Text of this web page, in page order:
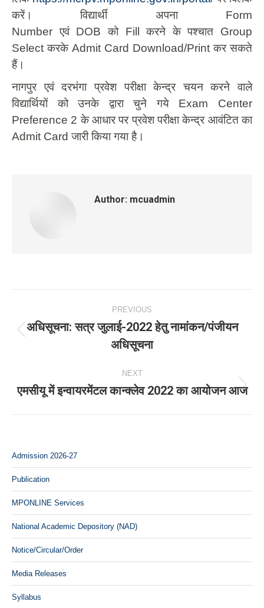
करें। विद्यार्थी अपना Form
Number एवं DOB को Fill करने के पश्‍चात Group
Select करके Admit Card Download/Print कर सकते
हैं।
नागपुर एवं दरभंगा प्रवेश परीक्षा केन्‍द्र चयन करने वाले
विद्यार्थियों को उनके द्वारा चुने गये Exam Center
Preference 2 के आधार पर प्रवेश परीक्षा केन्‍द्र आवंटित का
Admit Card जारी किया गया है।
Author: mcuadmin
navigation
PREVIOUS
Previous
post:
अधिसूचना: सत्र जुलाई-2022 हेतु नामांकन/पंजीयन
अधिसूचना
NEXT
Next
एमसीयू में इन्वायरमेंटल कान्क्लेव 2022 का आयोजन आज
Admission 2026-27
Publication
MPONLINE Services
National Academic Depository (NAD)
Notice/Circular/Order
Media Releases
Syllabus